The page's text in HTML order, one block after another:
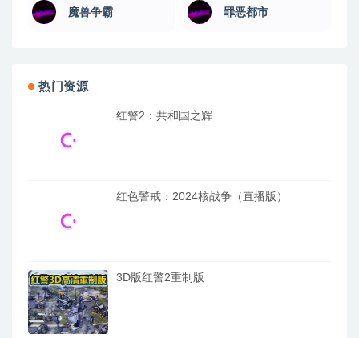
魔兽争霸 罪恶都市
热门资源
红警2：共和国之辉
红色警戒：2024核战争（直播版）
3D版红警2重制版